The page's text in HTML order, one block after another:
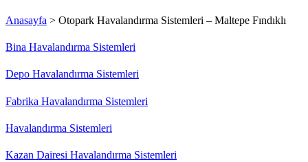
Anasayfa > Otopark Havalandırma Sistemleri – Maltepe Fındıklı
Bina Havalandırma Sistemleri
Depo Havalandırma Sistemleri
Fabrika Havalandırma Sistemleri
Havalandırma Sistemleri
Kazan Dairesi Havalandırma Sistemleri